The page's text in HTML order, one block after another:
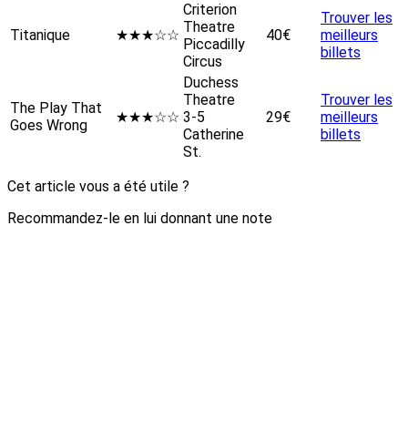
Titanique ★★★☆☆
Criterion
Theatre
Piccadilly
Circus
40€
Trouver les
meilleurs
billets
The Play That
Goes Wrong
★★★☆☆
Duchess
Theatre
3-5
Catherine
St.
29€
Trouver les
meilleurs
billets
Cet article vous a été utile ?
Recommandez-le en lui donnant une note